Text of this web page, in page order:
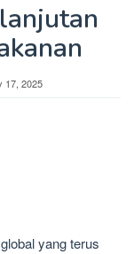
17, 2025
yang terus